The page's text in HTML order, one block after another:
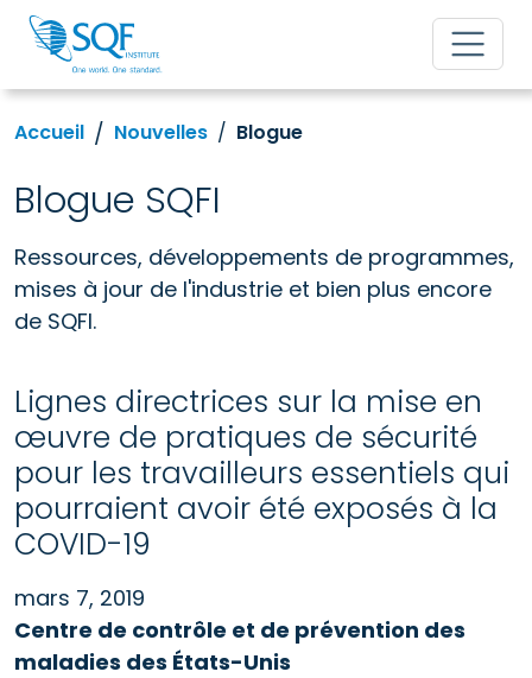
Accueil Nouvelles Blogue
Blogue SQFI
Ressources, développements de programmes,
mises à jour de l'industrie et bien plus encore
de SQFI.
Lignes directrices sur la mise en
œuvre de pratiques de sécurité
pour les travailleurs essentiels qui
pourraient avoir été exposés à la
COVID-19
mars 7, 2019
Centre de contrôle et de prévention des
maladies des États-Unis